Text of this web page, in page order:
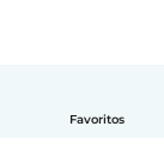
Favoritos